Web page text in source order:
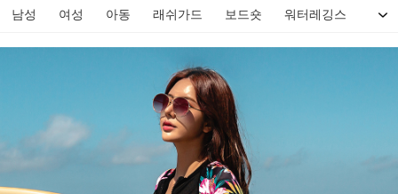
남성 여성 아동 래쉬가드 보드숏 워터레깅스 비
메뉴